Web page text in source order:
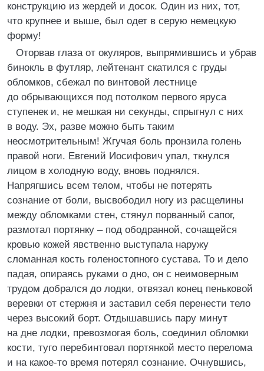
конструкцию из жердей и досок. Один из них, тот,
что крупнее и выше, был одет в серую немецкую
форму!
Оторвав глаза от окуляров, выпрямившись и убрав
бинокль в футляр, лейтенант скатился с груды
обломков, сбежал по винтовой лестнице
до обрывающихся под потолком первого яруса
ступенек и, не мешкая ни секунды, спрыгнул с них
в воду. Эх, разве можно быть таким
неосмотрительным! Жгучая боль пронзила голень
правой ноги. Евгений Иосифович упал, ткнулся
лицом в холодную воду, вновь поднялся.
Напрягшись всем телом, чтобы не потерять
сознание от боли, высвободил ногу из расщелины
между обломками стен, стянул порванный сапог,
размотал портянку – под ободранной, сочащейся
кровью кожей явственно выступала наружу
сломанная кость голеностопного сустава. То и дело
падая, опираясь руками о дно, он с неимоверным
трудом добрался до лодки, отвязал конец пеньковой
веревки от стержня и заставил себя перенести тело
через высокий борт. Отдышавшись пару минут
на дне лодки, превозмогая боль, соединил обломки
кости, туго перебинтовал портянкой место перелома
и на какое-то время потерял сознание. Очнувшись,